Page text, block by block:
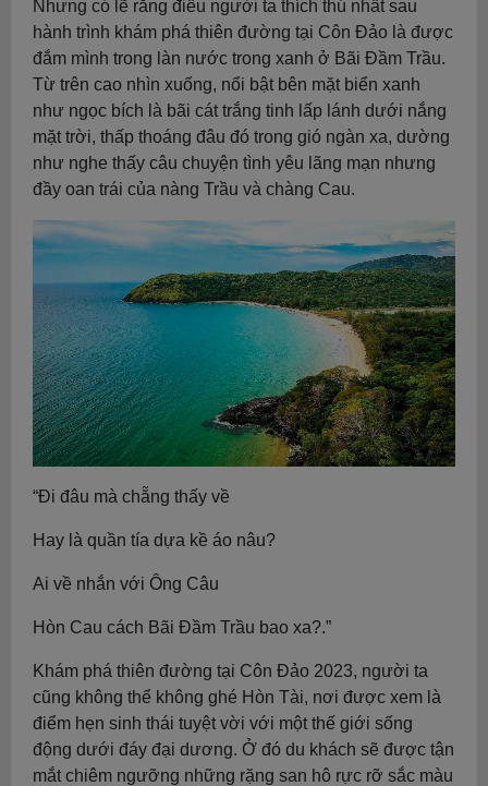
Nhưng có lẽ rằng điều người ta thích thú nhất sau
hành trình khám phá thiên đường tại Côn Đảo là được
đắm mình trong làn nước trong xanh ở Bãi Đầm Trầu.
Từ trên cao nhìn xuống, nổi bật bên mặt biển xanh
như ngọc bích là bãi cát trắng tinh lấp lánh dưới nắng
mặt trời, thấp thoáng đâu đó trong gió ngàn xa, dường
như nghe thấy câu chuyện tình yêu lãng mạn nhưng
đầy oan trái của nàng Trầu và chàng Cau.
“Đi đâu mà chẵng thấy về
Hay là quần tía dựa kề áo nâu?
Ai về nhắn với Ông Câu
Hòn Cau cách Bãi Đầm Trầu bao xa?.”
Khám phá thiên đường tại Côn Đảo 2023, người ta
cũng không thể không ghé Hòn Tài, nơi được xem là
điểm hẹn sinh thái tuyệt vời với một thế giới sống
động dưới đáy đại dương. Ở đó du khách sẽ được tận
mắt chiêm ngưỡng những rặng san hô rực rỡ sắc màu